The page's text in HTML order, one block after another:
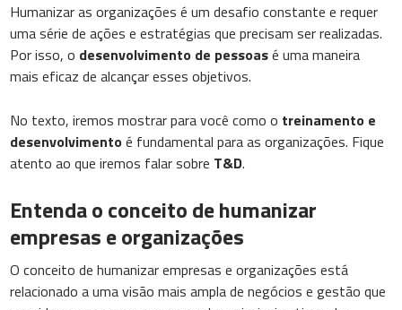
Humanizar as organizações é um desafio constante e requer
uma série de ações e estratégias que precisam ser realizadas.
Por isso, o desenvolvimento de pessoasé uma maneira
mais eficaz de alcançar esses objetivos.
No texto, iremos mostrar para você como o treinamento e
desenvolvimentoé fundamental para as organizações. Fique
atento ao que iremos falar sobre T&D.
Entenda o conceito de humanizar
empresas e organizações
O conceito de humanizar empresas e organizações está
relacionado a uma visão mais ampla de negócios e gestão que